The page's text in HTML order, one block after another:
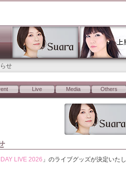
せ
Live Media Others
LIVE 2026 」のライブグッズが決定いたし